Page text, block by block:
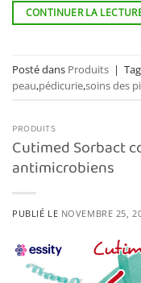
CONTINUER LA
Posté dans Produits |
peau,pédicurie,soins des
PRODUITS
Cutimed Sorbact
antimicrobiens
PUBLIÉ LE NOVEMBRE 25,